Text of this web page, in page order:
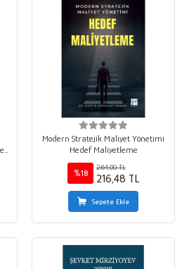
Modern Stratejik Maliyet Yönetimi
Hedef Maliyetleme
%18
264,00 TL
216,48 TL
Sepete Ekle